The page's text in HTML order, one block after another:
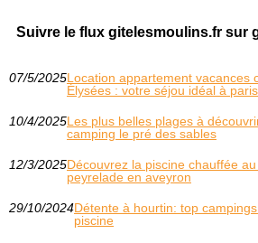
Suivre le flux gitelesmoulins.fr sur
07/5/2025Location appartement vacances
Élysées : votre séjou idéal à paris
10/4/2025Les plus belles plages à
camping le pré des sables
12/3/2025Découvrez la piscine chauffée
peyrelade en aveyron
29/10/2024Détente à hourtin: top
piscine